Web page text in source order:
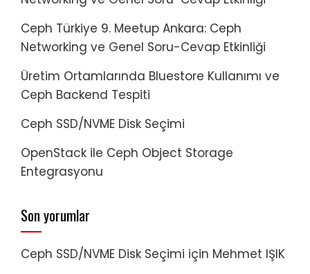
Ceph Türkiye 9. Meetup Ankara: Ceph
Networking ve Genel Soru-Cevap Etkinliği
Üretim Ortamlarında Bluestore Kullanımı ve
Ceph Backend Tespiti
Ceph SSD/NVME Disk Seçimi
OpenStack ile Ceph Object Storage
Entegrasyonu
Son yorumlar
Ceph SSD/NVME Disk Seçimi için Mehmet IŞIK